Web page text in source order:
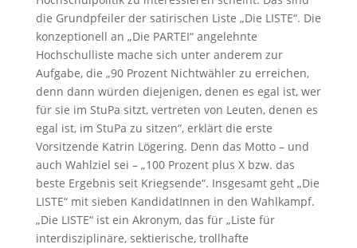
die Grundpfeiler der satirischen Liste „Die LISTE“. Die
konzeptionell an „Die PARTEI“ angelehnte
Hochschulliste mache sich unter anderem zur
Aufgabe, die „90 Prozent Nichtwähler zu erreichen,
denn dann würden diejenigen, denen es egal ist, wer
für sie im StuPa sitzt, vertreten von Leuten, denen es
egal ist, im StuPa zu sitzen“, erklärt die erste
Vorsitzende Katrin Lögering. Denn das Motto – und
auch Wahlziel sei – „100 Prozent plus X bzw. das
beste Ergebnis seit Kriegsende“. Insgesamt geht „Die
LISTE“ mit sieben KandidatInnen in den Wahlkampf.
„Die LISTE“ ist ein Akronym, das für „Liste für
interdisziplinäre, sektierische, trollhafte